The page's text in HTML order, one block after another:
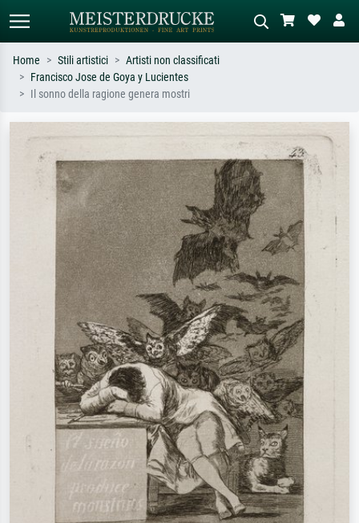
Ricerca standard
Monet, Notte stellata,
nudo.
astratto con molto rosso, dipinto a
olio scuro, nudo in piedi vicino a un
albero.
Home Stili artistici
Artisti non classificati
Francisco Jose de Goya y Lucientes
Il sonno della ragione genera mostri